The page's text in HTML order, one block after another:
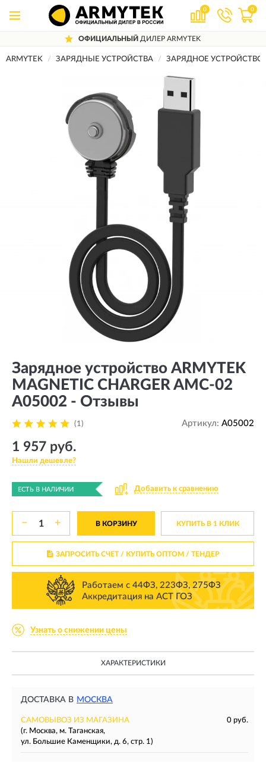
0 0
ОФИЦИАЛЬНЫЙ ДИЛЕР ARMYTEK
ARMYTEK ЗАРЯДНЫЕ УСТРОЙСТВА ЗАРЯДНОЕ УСТРОЙСТВО
Зарядное устройство ARMYTEK
MAGNETIC CHARGER AMC-02
A05002 - Отзывы
(1) Артикул: A05002
1 957 руб.
Нашли дешевле?
ЕСТЬ В НАЛИЧИИ Добавить к сравнению
− + В КОРЗИНУ КУПИТЬ В 1 КЛИК
ЗАПРОСИТЬ СЧЕТ / КУПИТЬ ОПТОМ/ ТЕНДЕР
Работаем с 44ФЗ, 223ФЗ, 275ФЗ
Аккредитация на АСТ ГОЗ
Узнать о снижении цены
ХАРАКТЕРИСТИКИ
ДОСТАВКА В МОСКВА
САМОВЫВОЗ ИЗ МАГАЗИНА
0 руб.
(г. Москва, м. Таганская,
ул. Большие Каменщики, д. 6, стр. 1)